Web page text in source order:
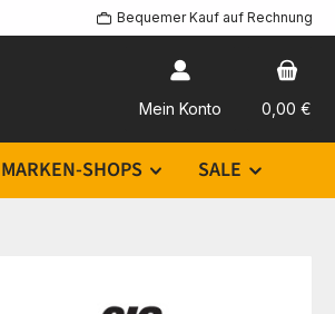
Bequemer Kauf auf Rechnung
Mein Konto 0,00 €
MARKEN-SHOPS SALE